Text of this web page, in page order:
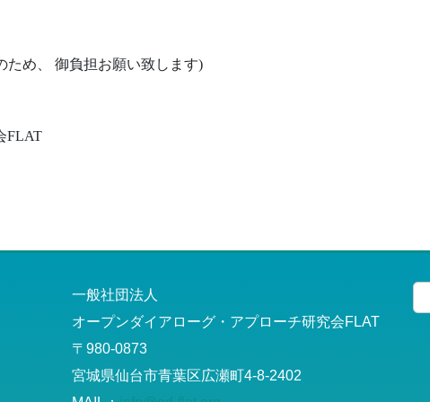
ため、 御負担お願い致します)
FLAT
一般社団法人
オープンダイアローグ・アプローチ研究会FLAT
〒980-0873
宮城県仙台市青葉区広瀬町4-8-2402